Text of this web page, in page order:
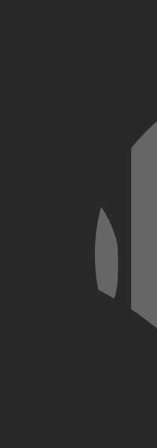
schaamte en
een mix van zelfspot,